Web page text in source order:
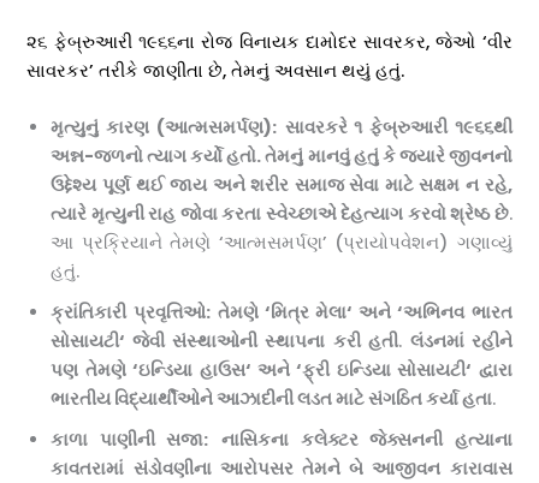
૨૬ ફેબ્રુઆરી ૧૯૬૬ના રોજ વિનાયક દામોદર સાવરકર, જેઓ ‘વીર
સાવરકર’ તરીકે જાણીતા છે, તેમનું અવસાન થયું હતું.
મૃત્યુનું કારણ (આત્મસમર્પણ): સાવરકરે ૧ ફેબ્રુઆરી ૧૯૬૬થી
અન્ન-જળનો ત્યાગ કર્યો હતો. તેમનું માનવું હતું કે જ્યારે જીવનનો
ઉદ્દેશ્ય પૂર્ણ થઈ જાય અને શરીર સમાજ સેવા માટે સક્ષમ ન રહે,
ત્યારે મૃત્યુની રાહ જોવા કરતા સ્વેચ્છાએ દેહત્યાગ કરવો શ્રેષ્ઠ છે.
આ પ્રક્રિયાને તેમણે ‘આત્મસમર્પણ’ (પ્રાયોપવેશન) ગણાવ્યું
હતું.
ક્રાંતિકારી પ્રવૃત્તિઓ: તેમણે ‘મિત્ર મેલા‘અને‘અભિનવ ભારત
સોસાયટી‘જેવી સંસ્થાઓની સ્થાપના કરી હતી. લંડનમાં રહીને
પણ તેમણે‘ઇન્ડિયા હાઉસ‘અને‘ફ્રી ઇન્ડિયા સોસાયટી‘ દ્વારા
ભારતીય વિદ્યાર્થીઓને આઝાદીની લડત માટે સંગઠિત કર્યા હતા.
કાળા પાણીની સજા: નાસિકના કલેક્ટર જેક્સનની હત્યાના
કાવતરામાં સંડોવણીના આરોપસર તેમને બે આજીવન કારાવાસ